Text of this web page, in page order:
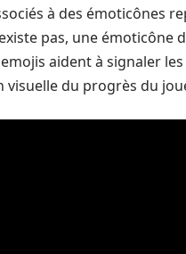
à des émoticônes
pas, une émoticône
aident à signaler
du progrès du